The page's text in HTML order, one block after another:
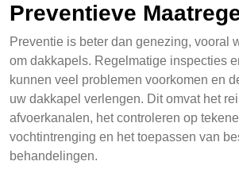
Preventieve
Preventie is beter dan genezing, vooral
om dakkapels. Regelmatige inspecties
kunnen veel problemen voorkomen en
uw dakkapel verlengen. Dit omvat het
afvoerkanalen, het controleren op
vochtintrenging en het toepassen van
behandelingen.